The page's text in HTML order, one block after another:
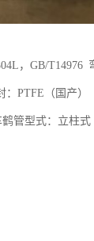
，GB/T14976
：PTFE（国产）
管型式：立柱